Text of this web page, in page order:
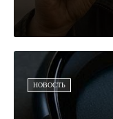
НОВОСТЬ